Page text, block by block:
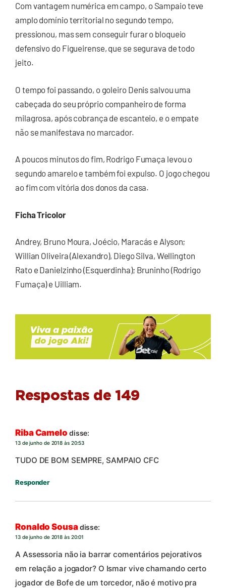
Com vantagem numérica em campo, o Sampaio teve
amplo domínio territorial no segundo tempo,
pressionou, mas sem conseguir furar o bloqueio
defensivo do Figueirense, que se segurava de todo
jeito.
O tempo foi passando, o goleiro Denis salvou uma
cabeçada do seu próprio companheiro de forma
milagrosa, após cobrança de escanteio, e o empate
não se manifestava no marcador.
A poucos minutos do fim, Rodrigo Fumaça levou o
segundo amarelo e também foi expulso. O jogo chegou
ao fim com vitória dos donos da casa.
Ficha Tricolor
Andrey, Bruno Moura, Joécio, Maracás e Alyson;
Willian Oliveira (Alexandro), Diego Silva, Wellington
Rato e Danielzinho (Esquerdinha); Bruninho (Rodrigo
Fumaça) e Uilliam.
Respostas de 149
Riba Camelo disse:
13 de junho de 2018 às 20:53
TUDO DE BOM SEMPRE, SAMPAIO CFC
Responder
Ronaldo Sousadisse:
13 de junho de 2018 às 20:01
A Assessoria não ia barrar comentários pejorativos
em relação a jogador? O Ismar vive chamando certo
jogador de Bofe de um torcedor, não é motivo pra